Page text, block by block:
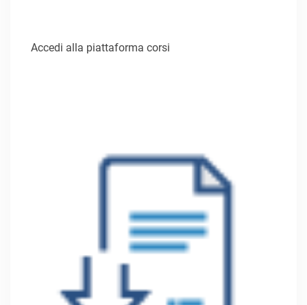
Accedi alla piattaforma corsi